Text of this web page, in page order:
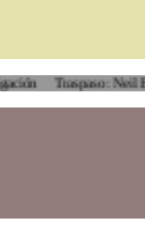
Neil Barker,